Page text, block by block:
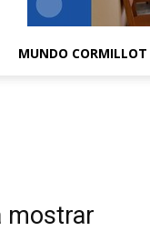
MUNDO CORMILLOT
mostrar